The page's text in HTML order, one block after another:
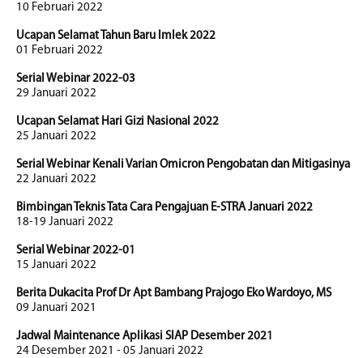
10 Februari 2022
Ucapan Selamat Tahun Baru Imlek 2022
01 Februari 2022
Serial Webinar 2022-03
29 Januari 2022
Ucapan Selamat Hari Gizi Nasional 2022
25 Januari 2022
Serial Webinar Kenali Varian Omicron Pengobatan dan Mitigasinya
22 Januari 2022
Bimbingan Teknis Tata Cara Pengajuan E-STRA Januari 2022
18-19 Januari 2022
Serial Webinar 2022-01
15 Januari 2022
Berita Dukacita Prof Dr Apt Bambang Prajogo Eko Wardoyo, MS
09 Januari 2021
Jadwal Maintenance Aplikasi SIAP Desember 2021
24 Desember 2021 - 05 Januari 2022